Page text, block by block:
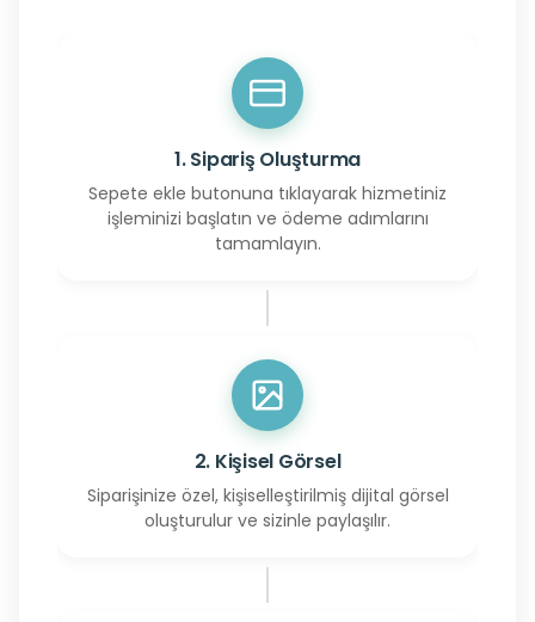
1. Sipariş Oluşturma
Sepete ekle butonuna tıklayarak hizmetiniz
işleminizi başlatın ve ödeme adımlarını
tamamlayın.
2. Kişisel Görsel
Siparişinize özel, kişiselleştirilmiş dijital görsel
oluşturulur ve sizinle paylaşılır.